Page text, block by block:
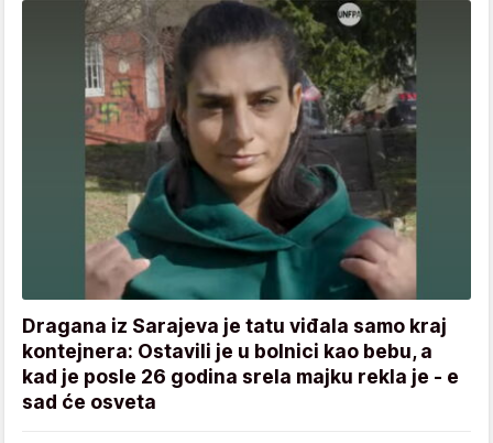
Dragana iz Sarajeva je tatu viđala samo kraj
kontejnera: Ostavili je u bolnici kao bebu, a
kad je posle 26 godina srela majku rekla je - e
sad će osveta